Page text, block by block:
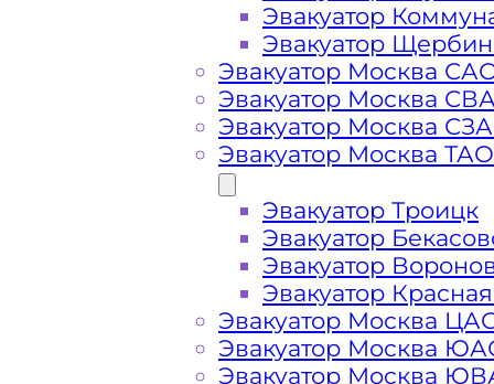
Стоимость
услуг
Эвакуатор
Эвакуатор
Эвакуатор Москва
Эвакуатор Москва
Эвакуатор Москва
Эвакуатор Москва ТАО
Эвакуатор Троицк
Эвакуатор
Эвакуатор
Эвакуатор
Эвакуатор Москва
Эвакуатор Москва
Эвакуатор Москва